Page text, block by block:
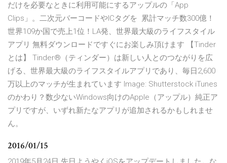
だけを必要なときに利用可能にするアップルの「App
Clips」。二次元バーコードやICタグを ‎ 累計マッチ数300億！
世界109か国で売上1位！LA発、世界最大級のライフスタイル
アプリ 無料ダウンロードですぐにお楽しみ頂けます 【Tinder
とは】 Tinder®（ティンダー）は新しい人とのつながりを広
げる、世界最大級のライフスタイルアプリであり、毎日2,600
万以上のマッチが生まれています Image: Shutterstock iTunes
のかわり？数少ないWindows向けのApple（アップル）純正ア
プリですが、いずれ新たなアプリが追加されるかもしれませ
ん。
2016/01/15